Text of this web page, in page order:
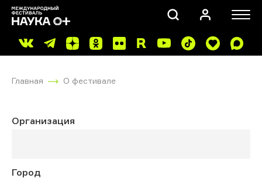
Главная О фестивале
Организация
Город